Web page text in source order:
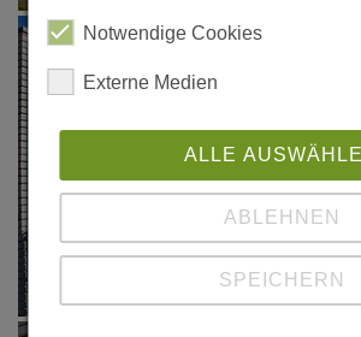
Notwendige Cookies
Externe Medien
ALLE
ABLEHNEN
SPEICHERN